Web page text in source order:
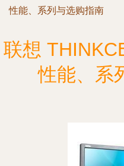
性能、系列与选购指南
联想
性能、系